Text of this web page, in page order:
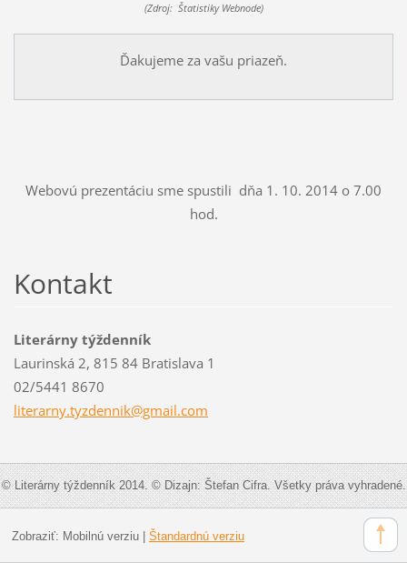
(Zdroj: Štatistiky Webnode)
Ďakujeme za vašu priazeň.
Webovú prezentáciu sme spustili dňa 1. 10. 2014 o 7.00
hod.
Kontakt
Literárny týždenník
Laurinská 2, 815 84 Bratislava 1
02/5441 8670
literarny.tyzdennik@gmail.com
© Literárny týždenník 2014. © Dizajn: Štefan Cifra. Všetky práva vyhradené.
Zobraziť: Mobilnú verziu| Štandardnú verziu